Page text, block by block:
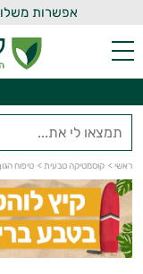
אפשרות
ראשי > קוסמטיקה טבעית > טיפוח
יועץ בריאות אישי AI